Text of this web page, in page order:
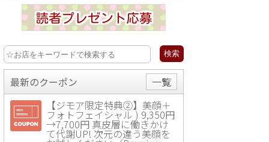
最新のクーポン
一覧
【ジモア限定特典②】美顔＋
フォトフェイシャル ) 9,350円
→7,700円 真皮層に働きかけ
て代謝UP! 次元の違う美顔を